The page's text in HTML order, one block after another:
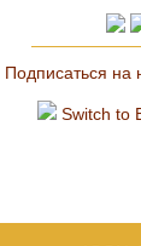
Подписаться на
Switch to